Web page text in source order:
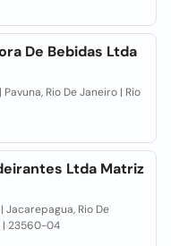
De Bebidas Ltda
Rio De Janeiro | Rio
Ltda Matriz
Rio De
| 23560-04